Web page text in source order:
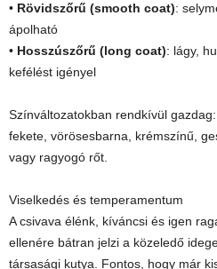
• Rövidszőrű (smooth coat):
ápolható
• Hosszúszőrű (long coat): lágy,
kefélést igényel
Színváltozatokban rendkívül
fekete, vörösesbarna, krémszínű,
vagy ragyogó rőt.
Viselkedés és temperamentum
A csivava élénk, kíváncsi és igen
ellenére bátran jelzi a közeledő
társasági kutya. Fontos, hogy már